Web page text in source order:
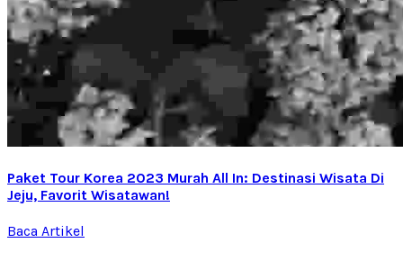
Paket Tour Korea 2023 Murah All In: Destinasi Wisata Di
Jeju, Favorit Wisatawan!
Baca Artikel